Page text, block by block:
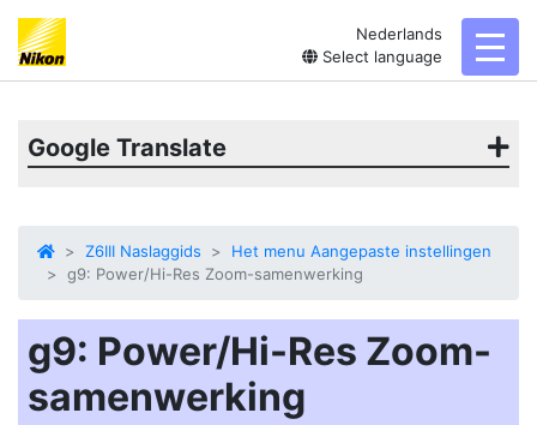
Nederlands
Select language
Google Translate
Z6III Naslaggids
Het menu Aangepaste instellingen
g9: Power/Hi-Res Zoom-samenwerking
g9: Power/Hi-Res Zoom-
samenwerking